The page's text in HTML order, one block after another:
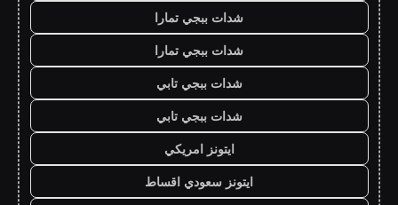
شدات ببجي تمارا
شدات ببجي تمارا
شدات ببجي تابي
شدات ببجي تابي
ايتونز امريكي
ايتونز سعودي اقساط